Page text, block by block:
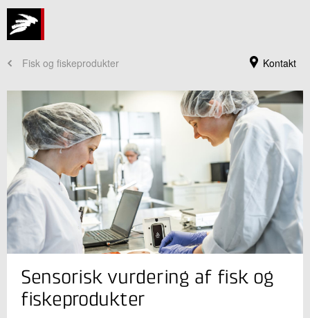
Kontakt
Fisk og fiskeprodukter
Jeg er din kontaktperson
Christina Schwartzbach Rasmussen
Seniormarketingkonsulent
Produktion og Fødevarer Ledelse
Sensorisk vurdering af fisk og
fiskeprodukter